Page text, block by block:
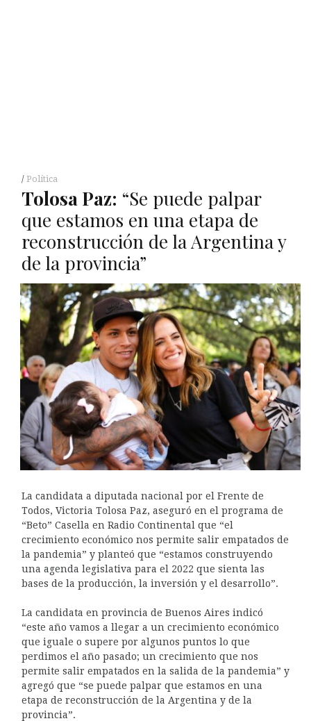
Política
Tolosa Paz: “Se puede palpar
que estamos en una etapa de
reconstrucción de la Argentina y
de la provincia”
La candidata a diputada nacional por el Frente de
Todos, Victoria Tolosa Paz, aseguró en el programa de
“Beto” Casella en Radio Continental que “el
crecimiento económico nos permite salir empatados de
la pandemia” y planteó que “estamos construyendo
una agenda legislativa para el 2022 que sienta las
bases de la producción, la inversión y el desarrollo”.
La candidata en provincia de Buenos Aires indicó
“este año vamos a llegar a un crecimiento económico
que iguale o supere por algunos puntos lo que
perdimos el año pasado; un crecimiento que nos
permite salir empatados en la salida de la pandemia” y
agregó que “se puede palpar que estamos en una
etapa de reconstrucción de la Argentina y de la
provincia”.